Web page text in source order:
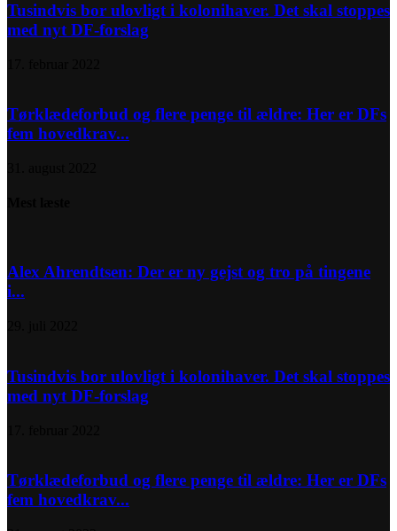
Tusindvis bor ulovligt i kolonihaver. Det skal stoppes
med nyt DF-forslag
Tørklædeforbud og flere penge til ældre: Her er DFs
fem hovedkrav...
Alex Ahrendtsen: Der er ny gejst og tro på tingene
i...
Tusindvis bor ulovligt i kolonihaver. Det skal stoppes
med nyt DF-forslag
Tørklædeforbud og flere penge til ældre: Her er DFs
fem hovedkrav...